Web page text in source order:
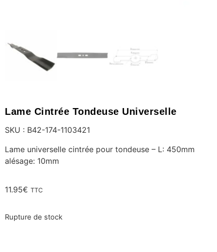
Lame Cintrée Tondeuse Universelle
SKU : B42-174-1103421
Lame universelle cintrée pour tondeuse – L: 450mm
alésage: 10mm
11.95€ TTC
Rupture de stock